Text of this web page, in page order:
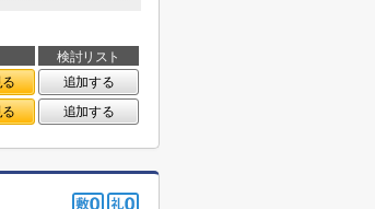
検討リスト
る
追加する
る 追加する